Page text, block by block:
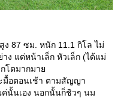
87 ซม. หนัก 11.1 กิโล ไม่
ง แต่หน้าเล็ก หัวเล็ก (ได้แม่
กโตมากมา
มื้อตอนเช้า ตามสัญญา
นั้นเอง นอกนั้นก็ชิวๆ นม